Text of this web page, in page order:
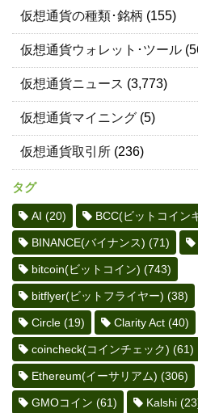
仮想通貨の種類･銘柄 (155)
仮想通貨ウォレット･ツール
仮想通貨ニュース (3,773)
仮想通貨マイニング (5)
仮想通貨取引所 (236)
タグ
AI (20) BCC(ビットコイン
BINANCE(バイナンス) (71)
bitcoin(ビットコイン) (743)
bitflyer(ビットフライヤー) (38)
Circle (19) Clarity Act (40)
coincheck(コインチェック) (61)
Ethereum(イーサリアム) (306)
GMOコイン (61) Kalshi